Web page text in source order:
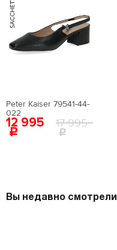
Peter Kaiser 79541-44-
022
12 995 17 995
Вы недавно смотрели